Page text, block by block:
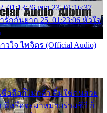
01:13:26 เขา 23. 01:16:37
กกันยาก 25. 01:23:06 หัวใจ
วใจ ไพจิตร (Official Audio)
ชื่อถือก็ไม่กล้า ติ๋มใช่คนสวย
พี่หรือจะมาหมายร่วมชีวี ก็